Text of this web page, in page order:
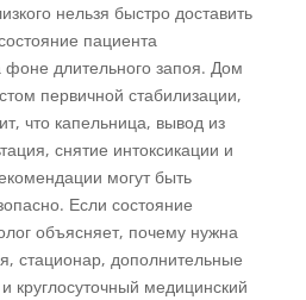
нельзя быстро доставить
пациента
фоне длительного запоя. Дом
первичной стабилизации,
что капельница, вывод из
снятие интоксикации и
могут быть
Если состояние
объясняет, почему нужна
стационар, дополнительные
круглосуточный медицинский